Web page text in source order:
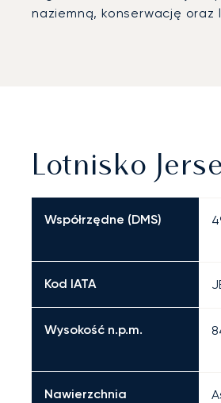
naziemną, konserwację
Lotnisko
Współrzędne (DMS)
Kod IATA
Wysokość n.p.m.
Nawierzchnia